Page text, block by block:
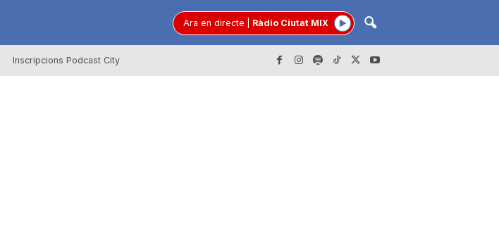
Ara en directe Ràdio Ciutat MIX
Inscripcions Podcast City